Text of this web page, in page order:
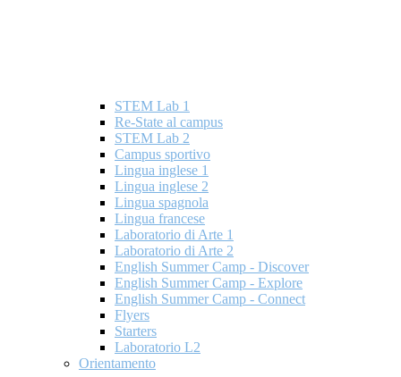
STEM Lab 1
Re-State al campus
STEM Lab 2
Campus sportivo
Lingua inglese 1
Lingua inglese 2
Lingua spagnola
Lingua francese
Laboratorio di Arte 1
Laboratorio di Arte 2
English Summer Camp - Discover
English Summer Camp - Explore
English Summer Camp - Connect
Flyers
Starters
Laboratorio L2
Orientamento